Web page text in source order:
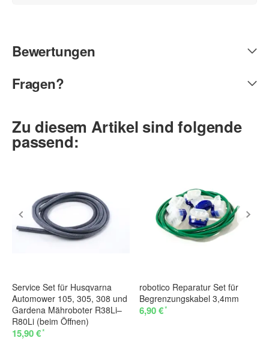
Bewertungen
Fragen?
Zu diesem Artikel sind folgende
passend:
Service Set für Husqvarna
Automower 105, 305, 308 und
Gardena Mähroboter R38Li–
R80Li (beim Öffnen)
15,90 €*
robotico Reparatur Set für
Begrenzungskabel 3,4mm
6,90 €*